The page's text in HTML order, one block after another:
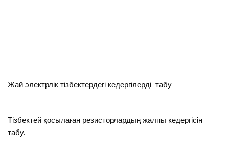
Жай электрлік тізбектердегі кедергілерді табу
Тізбектей қосылаған резисторлардың жалпы кедергісін
табу.